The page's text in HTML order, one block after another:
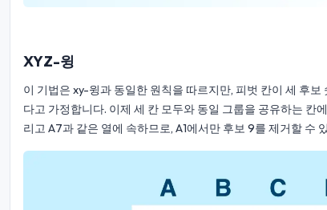
XYZ-윙
이 기법은 xy-윙과 동일한 원칙을 따르지만, 피벗 칸이 세 후
다고 가정합니다. 이제 세 칸 모두와 동일 그룹을 공유하는 칸
리고 A7과 같은 열에 속하므로, A1에서만 후보 9를 제거할 수